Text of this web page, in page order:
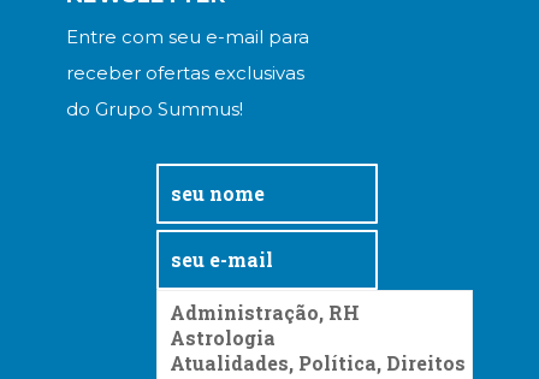
Entre com seu e-mail para
receber ofertas exclusivas
do Grupo Summus!